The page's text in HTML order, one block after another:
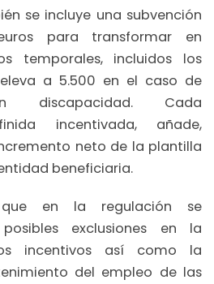
se incluye una subvención
para transformar en
temporales, incluidos los
a 5.500 en el caso de
discapacidad. Cada
incentivada, añade,
neto de la plantilla
beneficiaria.
en la regulación se
exclusiones en la
incentivos así como la
del empleo de las